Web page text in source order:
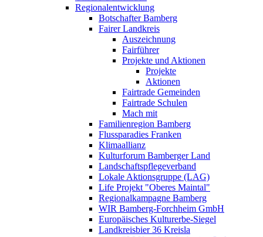
Regionalentwicklung
Botschafter Bamberg
Fairer Landkreis
Auszeichnung
Fairführer
Projekte und Aktionen
Projekte
Aktionen
Fairtrade Gemeinden
Fairtrade Schulen
Mach mit
Familienregion Bamberg
Flussparadies Franken
Klimaallianz
Kulturforum Bamberger Land
Landschaftspflegeverband
Lokale Aktionsgruppe (LAG)
Life Projekt "Oberes Maintal"
Regionalkampagne Bamberg
WIR Bamberg-Forchheim GmbH
Europäisches Kulturerbe-Siegel
Landkreisbier 36 Kreisla